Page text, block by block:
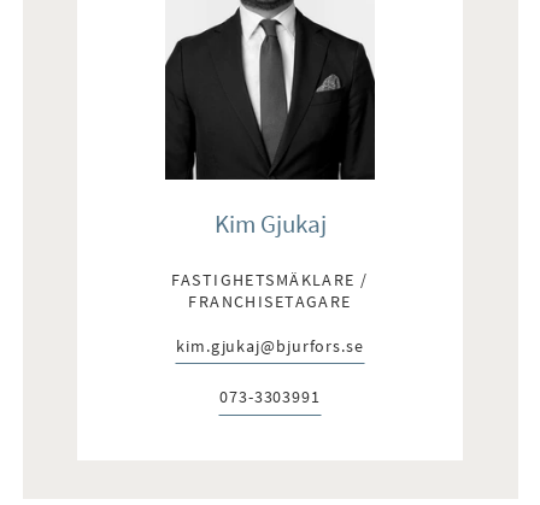
Kim Gjukaj
FASTIGHETSMÄKLARE /
FRANCHISETAGARE
E-post:
kim.gjukaj@bjurfors.se
Telefon:
073-3303991